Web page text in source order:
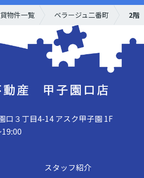
物件一覧 ベラージュ二番町 2階
口３丁目4-14 アスク甲子園 1F
スタッフ紹介